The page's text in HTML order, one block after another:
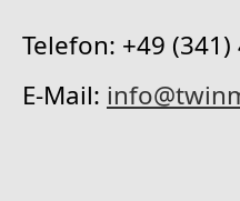
Telefon: +49
E-Mail: